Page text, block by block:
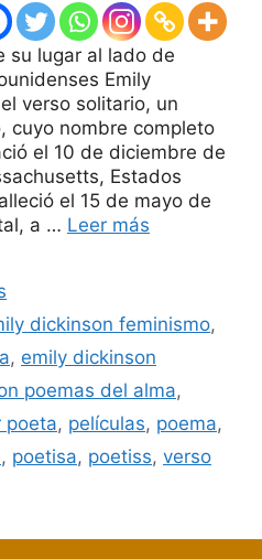
su lugar al lado de
Emily
verso solitario, un
cuyo nombre completo
el 10 de diciembre de
Estados
el 15 de mayo de
a … Leer más
dickinson feminismo,
, emily dickinson
poemas del alma,
poeta, películas, poema,
, poetisa, poetiss, verso